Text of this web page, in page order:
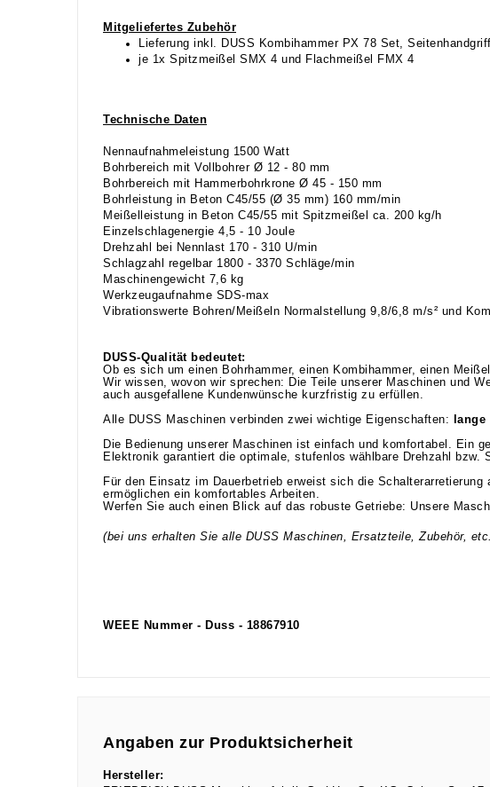
Mitgeliefertes Zubehör
Lieferung inkl. DUSS Kombihammer PX 78 Set,
je 1x Spitzmeißel SMX 4 und Flachmeißel FMX 4
Technische Daten
Nennaufnahmeleistung 1500 Watt
Bohrbereich mit Vollbohrer Ø 12 - 80 mm
Bohrbereich mit Hammerbohrkrone Ø 45 - 150 mm
Bohrleistung in Beton C45/55 (Ø 35 mm) 160 mm/min
Meißelleistung in Beton C45/55 mit Spitzmeißel ca. 200 kg/h
Einzelschlagenergie 4,5 - 10 Joule
Drehzahl bei Nennlast 170 - 310 U/min
Schlagzahl regelbar 1800 - 3370 Schläge/min
Maschinengewicht 7,6 kg
Werkzeugaufnahme SDS-max
Vibrationswerte Bohren/Meißeln Normalstellung 9,8/6,8 m/s² und
DUSS-Qualität bedeutet:
Ob es sich um einen Bohrhammer, einen Kombihammer, einen
Wir wissen, wovon wir sprechen: Die Teile unserer Maschinen und
auch ausgefallene Kundenwünsche kurzfristig zu erfüllen.
Alle DUSS Maschinen verbinden zwei wichtige Eigenschaften:
Die Bedienung unserer Maschinen ist einfach und komfortabel. Ein
Elektronik garantiert die optimale, stufenlos wählbare Drehzahl bzw.
Für den Einsatz im Dauerbetrieb erweist sich die
ermöglichen ein komfortables Arbeiten.
Werfen Sie auch einen Blick auf das robuste Getriebe: Unsere
(bei uns erhalten Sie alle DUSS Maschinen, Ersatzteile, Zubehör,
WEEE Nummer - Duss - 18867910
Angaben zur Produktsicherheit
Hersteller: